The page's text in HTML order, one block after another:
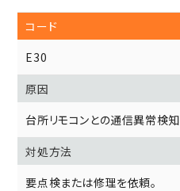
E30
台所リモコンとの通信異常検知
要点検または修理を依頼。